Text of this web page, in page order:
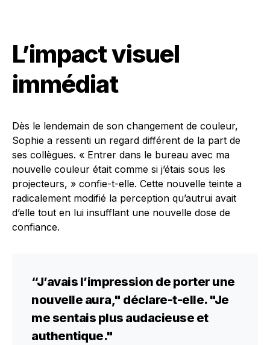
L’impact visuel
immédiat
Dès le lendemain de son changement de couleur,
Sophie a ressenti un regard différent de la part de
ses collègues. « Entrer dans le bureau avec ma
nouvelle couleur était comme si j’étais sous les
projecteurs, » confie-t-elle. Cette nouvelle teinte a
radicalement modifié la perception qu’autrui avait
d’elle tout en lui insufflant une nouvelle dose de
confiance.
“J’avais l’impression de porter une
nouvelle aura," déclare-t-elle. "Je
me sentais plus audacieuse et
authentique."